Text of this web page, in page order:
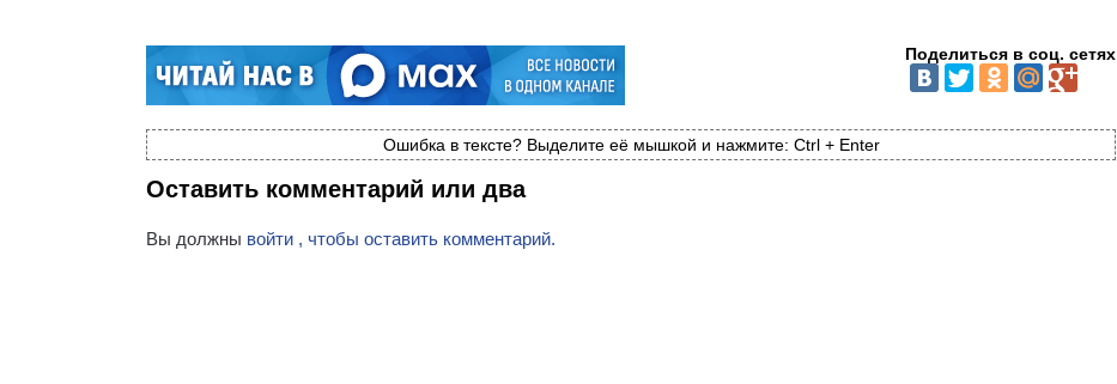
Поделиться в соц. сетях
Ошибка в тексте? Выделите её мышкой и нажмите: Ctrl + Enter
Оставить комментарий или два
Вы должны войти , чтобы оставить комментарий.